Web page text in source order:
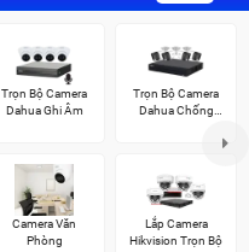
Trọn Bộ Camera
Dahua Ghi Âm
Trọn Bộ Camera
Dahua Chống
Camera Văn
Phòng
Lắp Camera
Hikvision Trọn Bộ